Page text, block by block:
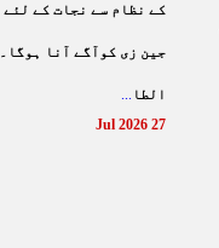
کے نظام سے نجات کے لئے
جین زی کوآگے آنا ہوگا۔
الطا ...
27 Jul 2026